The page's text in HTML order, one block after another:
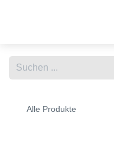
Alle Produkte